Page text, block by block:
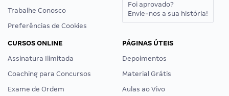
Trabalhe Conosco
Preferências de Cookies
Foi aprovado?
Envie-nos a sua história!
CURSOS ONLINE
Assinatura Ilimitada
Coaching para Concursos
Exame de Ordem
PÁGINAS ÚTEIS
Depoimentos
Material Grátis
Aulas ao Vivo